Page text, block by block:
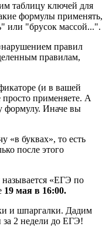
таблицу ключей для
формулы применять,
или "брусок массой...".
правил
правилам,
(и в вашей
применяете. А
формулу. Иначе вы
«в буквах», то есть
после этого
называется «ЕГЭ по
19 мая в 16:00.
и шпаргалки. Дадим
за 2 недели до ЕГЭ!